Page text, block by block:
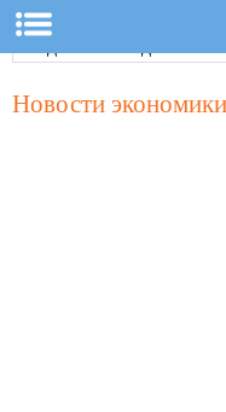
Новости